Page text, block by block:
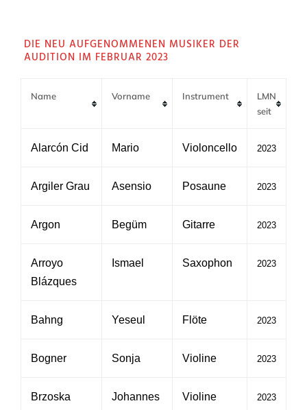
DIE NEU AUFGENOMMENEN MUSIKER DER
AUDITION IM FEBRUAR 2023
Name Vorname Instrument
LMN
seit
Alarcón Cid Mario Violoncello 2023
Argiler Grau Asensio Posaune 2023
Argon Begüm Gitarre 2023
Arroyo
Blázques
Ismael Saxophon 2023
Bahng Yeseul Flöte 2023
Bogner Sonja Violine 2023
Brzoska Johannes Violine 2023